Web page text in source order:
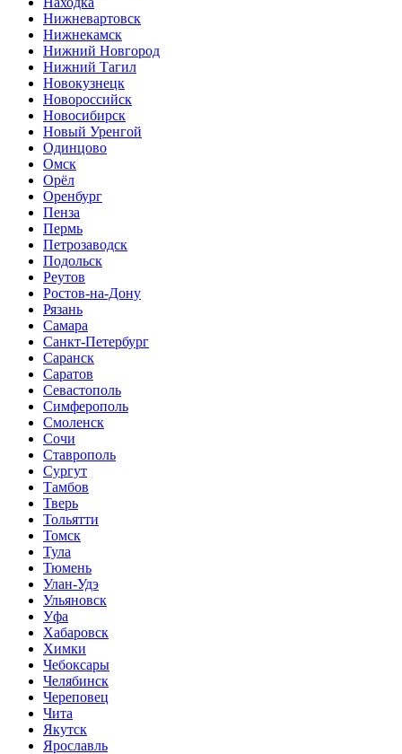
Нижневартовск
Нижнекамск
Нижний Новгород
Нижний Тагил
Новокузнецк
Новороссийск
Новосибирск
Новый Уренгой
Одинцово
Омск
Орёл
Оренбург
Пенза
Пермь
Петрозаводск
Подольск
Реутов
Ростов-на-Дону
Рязань
Самара
Санкт-Петербург
Саранск
Саратов
Севастополь
Симферополь
Смоленск
Сочи
Ставрополь
Сургут
Тамбов
Тверь
Тольятти
Томск
Тула
Тюмень
Улан-Удэ
Ульяновск
Уфа
Хабаровск
Химки
Чебоксары
Челябинск
Череповец
Чита
Якутск
Ярославль